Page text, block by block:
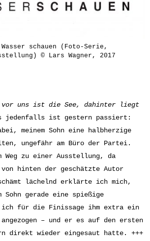
schauen (Foto-Serie,
© Lars Wagner, 2017
uns ist die See, dahinter liegt
jedenfalls ist gestern passiert:
meinem Sohn eine halbherzige
ungefähr am Büro der Partei.
Weg zu einer Ausstellung, da
hinten der geschätzte Autor
lächelnd erklärte ich mich,
Sohn gerade eine spießige
ich für die Finissage ihm extra ein
– und er es auf den ersten
direkt wieder eingesaut hatte. +++